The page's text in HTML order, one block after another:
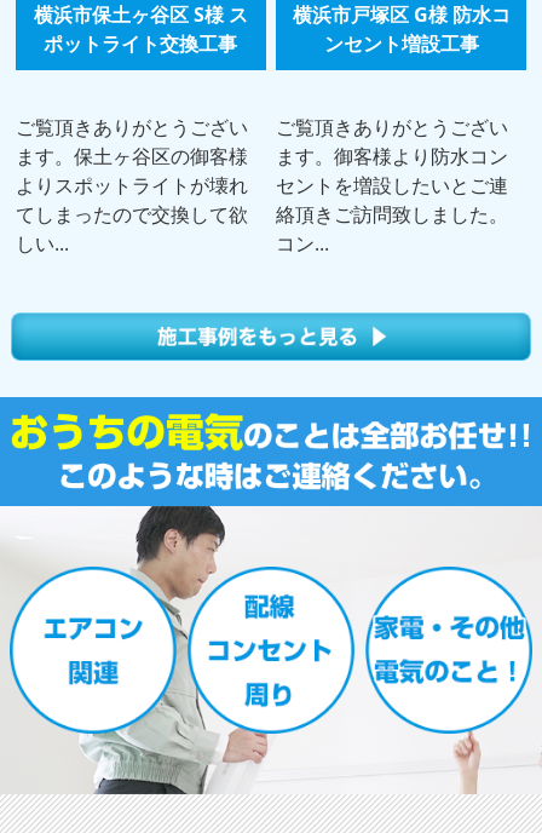
横浜市保土ヶ谷区 S様 ス
ポットライト交換工事
ご覧頂きありがとうござい
ます。保土ヶ谷区の御客様
よりスポットライトが壊れ
てしまったので交換して欲
しい...
横浜市戸塚区 G様 防水コ
ンセント増設工事
ご覧頂きありがとうござい
ます。御客様より防水コン
セントを増設したいとご連
絡頂きご訪問致しました。
コン...